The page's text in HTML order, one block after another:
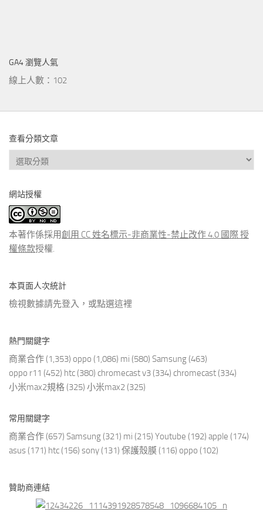
GA4 瀏覽人氣
線上人數：102
查看分類文章
查
看
類
文
章
網站授權
本著作係採用創用 CC 姓名標示-非商業性-禁止改作 4.0 國際 授
權條款授權.
本頁面人次統計
檢視數據請先登入，或點選這裡
熱門關鍵字
商業合作 (1,353) oppo (1,086) mi (580) Samsung (463)
oppo r11 (452) htc (380) chromecast v3 (334) chromecast (334)
小米max2規格 (325) 小米max2 (325)
常用關鍵字
商業合作 (657) Samsung (321) mi (215) Youtube (192) apple (174)
asus (171) htc (156) sony (131) 保護殼膜 (116) oppo (102)
贊助商連結